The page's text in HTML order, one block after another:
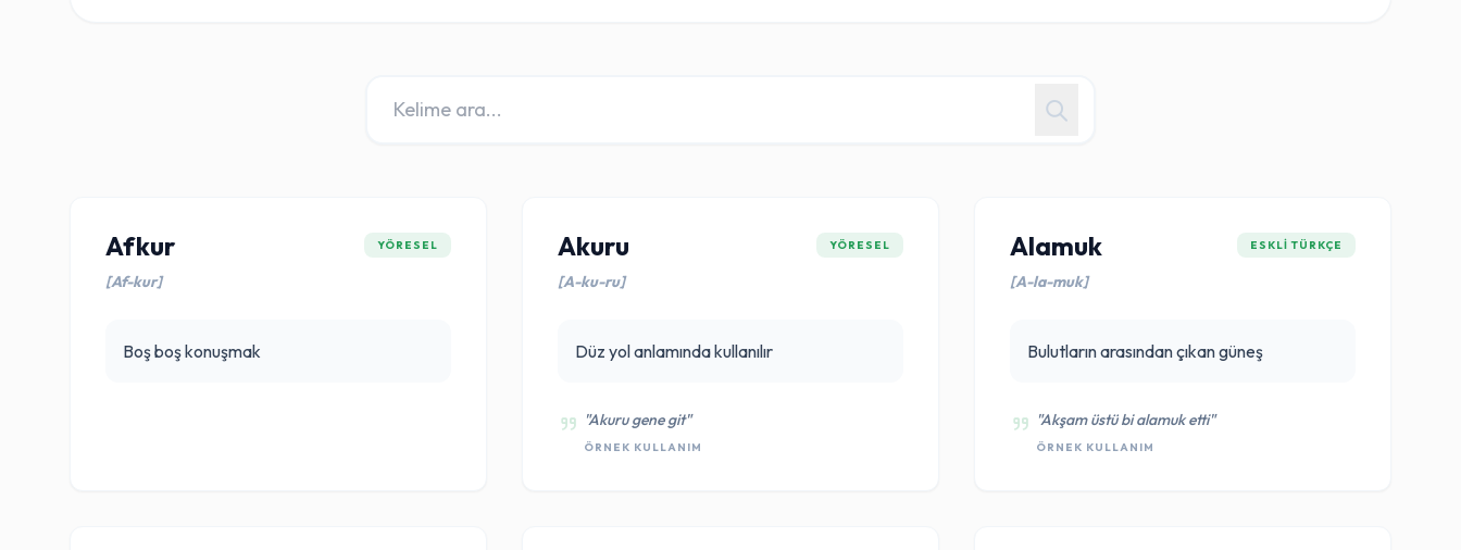
Afkur
[Af-kur]
YÖRESEL
Boş boş konuşmak
Akuru
[A-ku-ru]
YÖRESEL
Düz yol anlamında kullanılır
"Akuru gene git"
ÖRNEK KULLANIM
Alamuk
[A-la-muk]
ESKLI TÜRKÇE
Bulutların arasından çıkan güneş
"Akşam üstü bi alamuk etti"
ÖRNEK KULLANIM